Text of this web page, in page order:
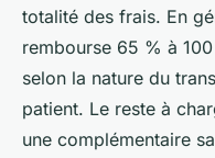
totalité des frais. En
rembourse 65 % à
selon la nature du
patient. Le reste à
une complémentaire